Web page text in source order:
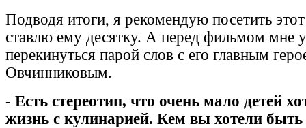
Подводя итоги, я рекомендую посетить
ставлю ему десятку. А перед фильмом мне
перекинуться парой слов с его главным
Овчинниковым.
- Есть стереотип, что очень мало детей
жизнь с кулинарией. Кем вы хотели быть